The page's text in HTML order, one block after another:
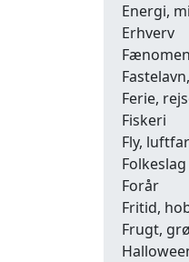
Energi,
Erhverv
Ferie,
Fiskeri
Fly,
Folkeslag
Forår
Fritid,
Frugt,